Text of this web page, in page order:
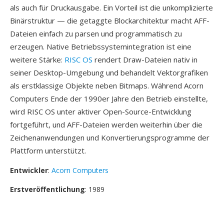
als auch für Druckausgabe. Ein Vorteil ist die unkomplizierte
Binärstruktur — die getaggte Blockarchitektur macht AFF-
Dateien einfach zu parsen und programmatisch zu
erzeugen. Native Betriebssystemintegration ist eine
weitere Stärke: RISC OS rendert Draw-Dateien nativ in
seiner Desktop-Umgebung und behandelt Vektorgrafiken
als erstklassige Objekte neben Bitmaps. Während Acorn
Computers Ende der 1990er Jahre den Betrieb einstellte,
wird RISC OS unter aktiver Open-Source-Entwicklung
fortgeführt, und AFF-Dateien werden weiterhin über die
Zeichenanwendungen und Konvertierungsprogramme der
Plattform unterstützt.
Entwickler: Acorn Computers
Erstveröffentlichung: 1989